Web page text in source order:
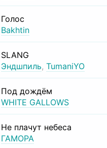
Голос
Bakhtin
SLANG
Эндшпиль, TumaniYO
Под дождём
WHITE GALLOWS
Не плачут небеса
ГАМОРА